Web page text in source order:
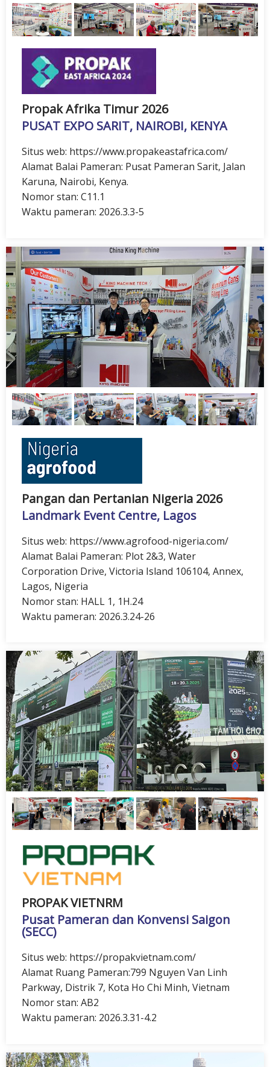
Propak Afrika Timur 2026
PUSAT EXPO SARIT, NAIROBI, KENYA
Situs web: https://www.propakeastafrica.com/
Alamat Balai Pameran: Pusat Pameran Sarit, Jalan
Karuna, Nairobi, Kenya.
Nomor stan: C11.1
Waktu pameran: 2026.3.3-5
Pangan dan Pertanian Nigeria 2026
Landmark Event Centre, Lagos
Situs web: https://www.agrofood-nigeria.com/
Alamat Balai Pameran: Plot 2&3, Water
Corporation Drive, Victoria Island 106104, Annex,
Lagos, Nigeria
Nomor stan: HALL 1, 1H.24
Waktu pameran: 2026.3.24-26
PROPAK VIETNRM
Pusat Pameran dan Konvensi Saigon
(SECC)
Situs web: https://propakvietnam.com/
Alamat Ruang Pameran:799 Nguyen Van Linh
Parkway, Distrik 7, Kota Ho Chi Minh, Vietnam
Nomor stan: AB2
Waktu pameran: 2026.3.31-4.2